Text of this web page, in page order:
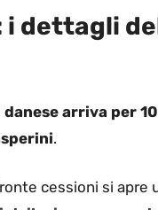
dettagli
danese arriva per
.
cessioni si apre